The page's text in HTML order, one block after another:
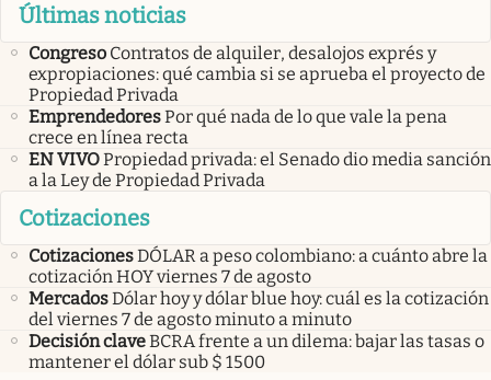
Últimas noticias
Congreso Contratos de alquiler, desalojos exprés y
expropiaciones: qué cambia si se aprueba el proyecto de
Propiedad Privada
EmprendedoresPor qué nada de lo que vale la pena
crece en línea recta
EN VIVOPropiedad privada: el Senado dio media sanción
a la Ley de Propiedad Privada
Cotizaciones
CotizacionesDÓLAR a peso colombiano: a cuánto abre la
cotización HOY viernes 7 de agosto
MercadosDólar hoy y dólar blue hoy: cuál es la cotización
del viernes 7 de agosto minuto a minuto
Decisión claveBCRA frente a un dilema: bajar las tasas o
mantener el dólar sub $ 1500